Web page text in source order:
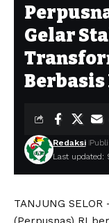
Gelar
Last updated:
Redaksi
TANJUNG